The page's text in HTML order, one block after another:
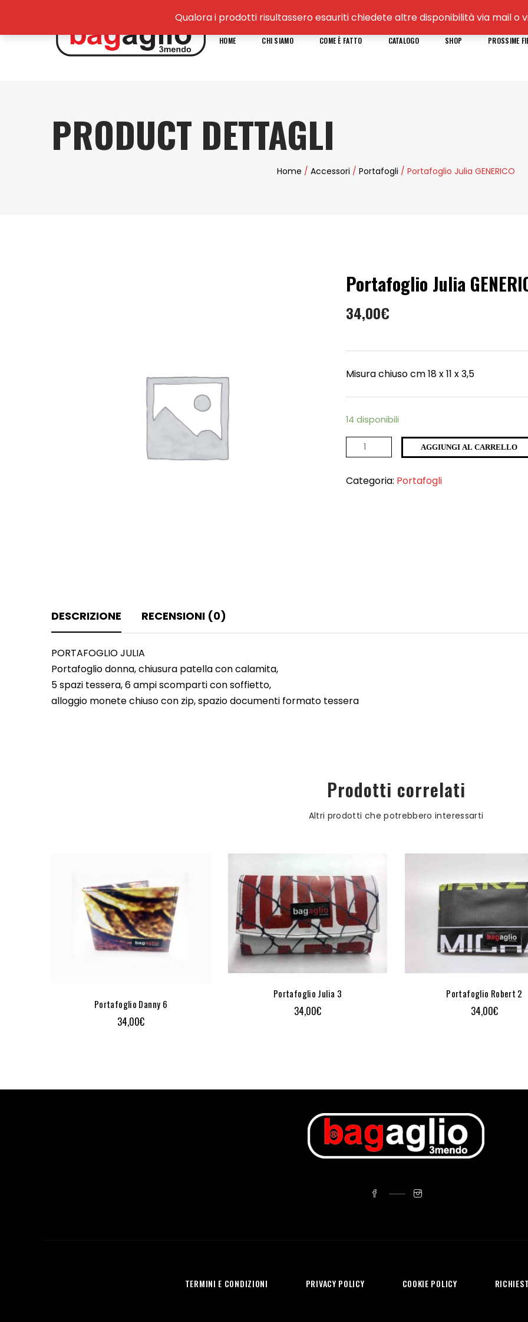
HOME CHI SIAMO COME È FATTO CATALOGO SHOP PROSSIME
PRODUCT DETTAGLI
Home / Accessori / Portafogli / Portafoglio Julia GENERICO
Portafoglio Julia
34,00€
Misura chiuso cm 18 x 11 x 3,5
14 disponibili
Quantità AGGIUNGI AL CARRELLO
Categoria: Portafogli
DESCRIZIONE RECENSIONI (0)
PORTAFOGLIO JULIA
Portafoglio donna, chiusura patella con calamita,
5 spazi tessera, 6 ampi scomparti con soffietto,
alloggio monete chiuso con zip, spazio documenti formato tessera
Prodotti correlati
Altri prodotti che potrebbero interessarti
Portafoglio Danny 6
34,00€
Portafoglio Julia 3
34,00€
Portafoglio Robert 2
34,00€
TERMINI E CONDIZIONI PRIVACY POLICY COOKIE POLICY
Qualora i prodotti risultassero esauriti chiedete altre disponibilità via mail o